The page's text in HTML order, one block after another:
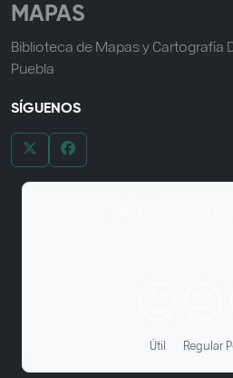
MAPAS
Biblioteca de Mapas y Cartografía
Puebla
SÍGUENOS
Útil Regular